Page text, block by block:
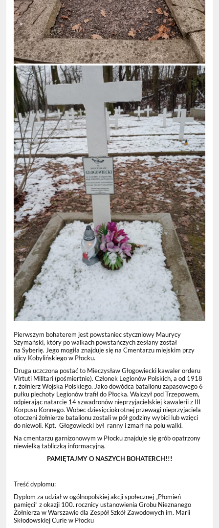
Pierwszym bohaterem jest powstaniec styczniowy Maurycy
Szymański, który po walkach powstańczych zesłany został
na Syberię. Jego mogiła znajduje się na Cmentarzu miejskim przy
ulicy Kobylińskiego w Płocku.
Druga uczczona postać to Mieczysław Głogowiecki kawaler orderu
Virtuti Militari (pośmiertnie). Członek Legionów Polskich, a od 1918
r. żołnierz Wojska Polskiego. Jako dowódca batalionu zapasowego 6
pułku piechoty Legionów trafił do Płocka. Walczył pod Trzepowem,
odpierając natarcie 14 szwadronów nieprzyjacielskiej kawalerii z III
Korpusu Konnego. Wobec dziesięciokrotnej przewagi nieprzyjaciela
otoczeni żołnierze batalionu zostali w pół godziny wybici lub wzięci
do niewoli. Kpt. Głogowiecki był ranny i zmarł na polu walki.
Na cmentarzu garnizonowym w Płocku znajduje się grób opatrzony
niewielką tabliczką informacyjną.
PAMIĘTAJMY O NASZYCH BOHATERCH!!!
Treść dyplomu:
Dyplom za udział w ogólnopolskiej akcji społecznej „Płomień
pamięci” z okazji 100. rocznicy ustanowienia Grobu Nieznanego
Żołnierza w Warszawie dla Zespół Szkół Zawodowych im. Marii
Skłodowskiej Curie w Płocku